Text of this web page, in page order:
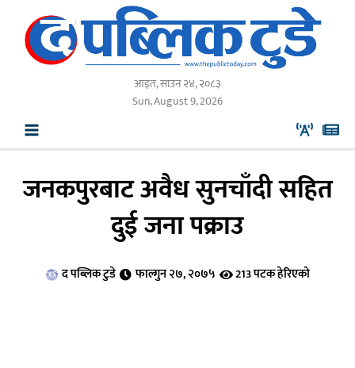
content
आइत, साउन २४, २०८३
Sun, August 9, 2026
जनकपुरबाट अवैध सुनचाँदी सहित
दुई जना पक्राउ
द पब्लिक टुडे फाल्गुन २७, २०७५ 213 पटक हेरिएको